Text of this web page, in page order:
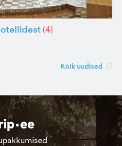
(4)
Kõik uudised